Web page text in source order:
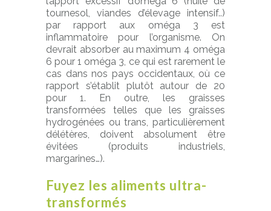
tournesol, viandes d’élevage intensif..)
par rapport aux oméga 3 est
inflammatoire pour l’organisme. On
devrait absorber au maximum 4 oméga
6 pour 1 oméga 3, ce qui est rarement le
cas dans nos pays occidentaux, où ce
rapport s’établit plutôt autour de 20
pour 1. En outre, les graisses
transformées telles que les graisses
hydrogénées ou trans, particulièrement
délétères, doivent absolument être
évitées (produits industriels,
margarines…).
Fuyez les aliments ultra-
transformés